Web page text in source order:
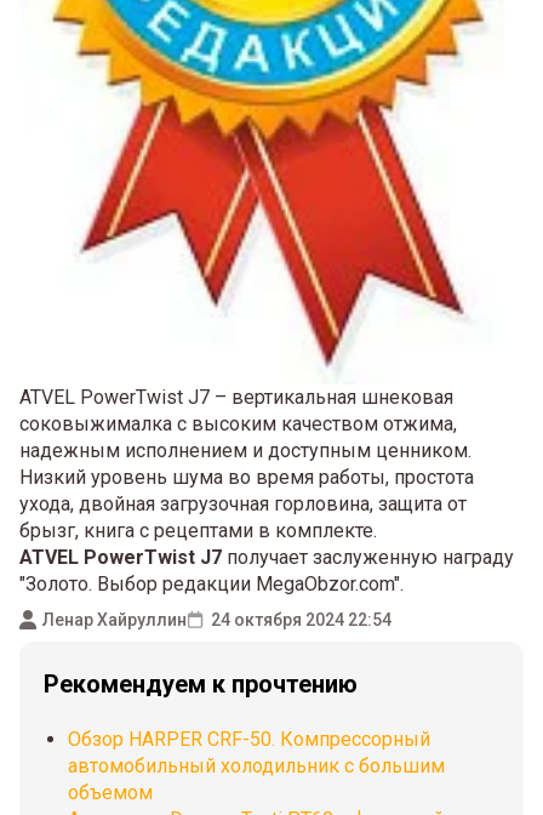
ATVEL PowerTwist J7 – вертикальная шнековая
соковыжималка с высоким качеством отжима,
надежным исполнением и доступным ценником.
Низкий уровень шума во время работы, простота
ухода, двойная загрузочная горловина, защита от
брызг, книга с рецептами в комплекте.
ATVEL PowerTwist J7 получает заслуженную награду
"Золото. Выбор редакции MegaObzor.com".
Ленар Хайруллин 24 октября 2024 22:54
Рекомендуем к прочтению
Обзор HARPER CRF-50. Компрессорный
автомобильный холодильник с большим
объемом